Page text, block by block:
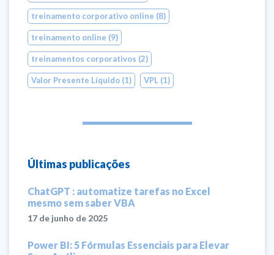
treinamento corporativo online (8)
treinamento online (9)
treinamentos corporativos (2)
Valor Presente Líquido (1) VPL (1)
Últimas publicações
ChatGPT : automatize tarefas no Excel
mesmo sem saber VBA
17 de junho de 2025
Power BI: 5 Fórmulas Essenciais para Elevar